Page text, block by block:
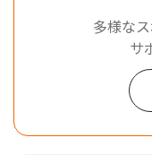
多様な
サ